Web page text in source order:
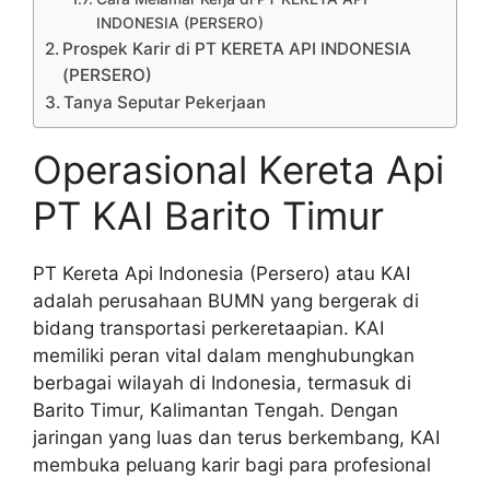
INDONESIA (PERSERO)
Prospek Karir di PT KERETA API INDONESIA
(PERSERO)
Tanya Seputar Pekerjaan
Operasional Kereta Api
PT KAI Barito Timur
PT Kereta Api Indonesia (Persero) atau KAI
adalah perusahaan BUMN yang bergerak di
bidang transportasi perkeretaapian. KAI
memiliki peran vital dalam menghubungkan
berbagai wilayah di Indonesia, termasuk di
Barito Timur, Kalimantan Tengah. Dengan
jaringan yang luas dan terus berkembang, KAI
membuka peluang karir bagi para profesional